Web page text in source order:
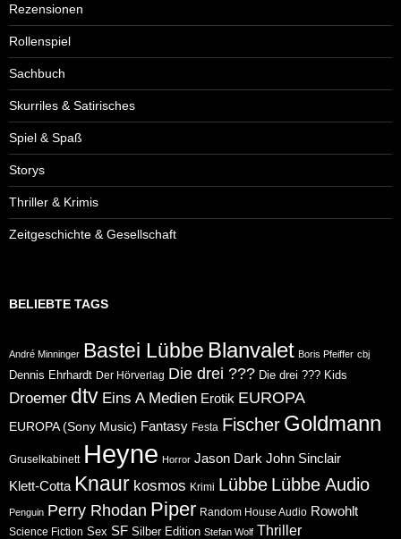
Rezensionen
Rollenspiel
Sachbuch
Skurriles & Satirisches
Spiel & Spaß
Storys
Thriller & Krimis
Zeitgeschichte & Gesellschaft
BELIEBTE TAGS
André Minninger Bastei Lübbe Blanvalet Boris Pfeiffer cbj
Dennis Ehrhardt Der Hörverlag Die drei ??? Die drei ??? Kids
Droemer dtv Eins A Medien Erotik EUROPA
EUROPA (Sony Music) Fantasy Festa Fischer Goldmann
Gruselkabinett Heyne Horror Jason Dark John Sinclair
Klett-Cotta Knaur kosmos Krimi Lübbe Lübbe Audio
Penguin Perry Rhodan Piper Random House Audio Rowohlt
Science Fiction Sex SF Silber Edition Stefan Wolf Thriller